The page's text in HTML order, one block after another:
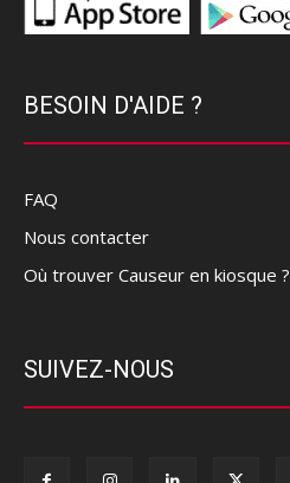
BESOIN D'AIDE ?
FAQ
Nous contacter
Où trouver Causeur en kiosque ?
SUIVEZ-NOUS